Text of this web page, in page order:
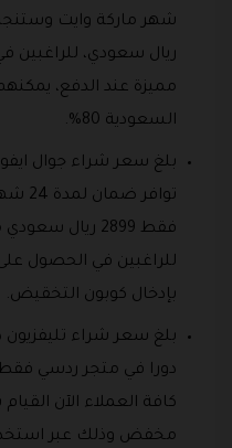
ريال سعودي،
مميزة عند الدفع،
السعودية 80%.
فقط 2899 ريال
للراغبين في الحصول
بإدخال كوبون التخقيض.
كافة العملاء الآن
مخفض وذلك عبر